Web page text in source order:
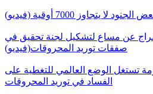
7000 أوقية (فيديو)
عن مساع لتشكيل لجنة تحقيق في
صفقات توريد المحروقات(فيديو)
تستغل الوضع العالمي للتغطية على
الفساد في توريد المحروقات